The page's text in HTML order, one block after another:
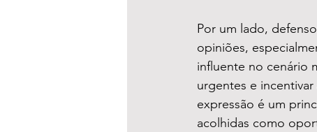
Por um lado,
opiniões,
influente no cenário
urgentes e
expressão é um
acolhidas como